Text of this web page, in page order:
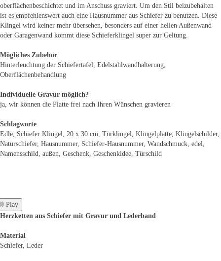
oberflächenbeschichtet und im Anschuss graviert. Um den Stil beizubehalten
ist es empfehlenswert auch eine Hausnummer aus Schiefer zu benutzen. Diese
Klingel wird keiner mehr übersehen, besonders auf einer hellen Außenwand
oder Garagenwand kommt diese Schieferklingel super zur Geltung.
Mögliches Zubehör
Hinterleuchtung der Schiefertafel, Edelstahlwandhalterung,
Oberflächenbehandlung
Individuelle Gravur möglich?
ja, wir können die Platte frei nach Ihren Wünschen gravieren
Schlagworte
Edle, Schiefer Klingel, 20 x 30 cm, Türklingel, Klingelplatte, Klingelschilder,
Naturschiefer, Hausnummer, Schiefer-Hausnummer, Wandschmuck, edel,
Namensschild, außen, Geschenk, Geschenkidee, Türschild
Play
Herzketten aus Schiefer mit Gravur und Lederband
Material
Schiefer, Leder